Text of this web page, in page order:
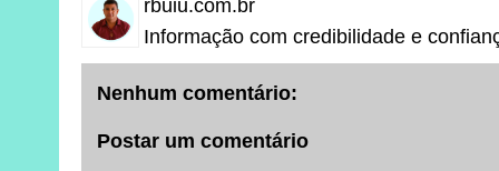
rbuiu.com.br
Informação com credibilidade e
Nenhum comentário:
Postar um comentário